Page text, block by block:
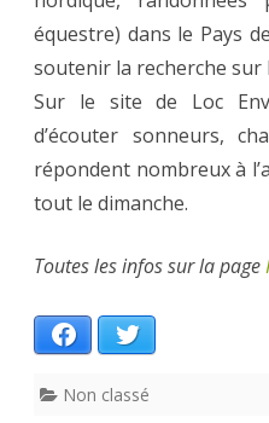
équestre) dans le Pays
soutenir la recherche sur
Sur le site de Loc
d’écouter sonneurs,
répondent nombreux à
tout le dimanche.
Toutes les infos sur la page
Facebook
Non classé